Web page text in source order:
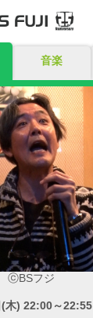
音楽
ⓒBSフジ
木) 22:00～22:55